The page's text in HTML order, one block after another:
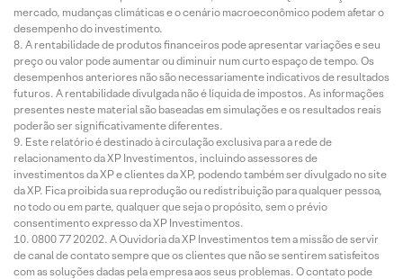
mercado, mudanças climáticas e o cenário macroeconômico podem afetar o
desempenho do investimento.
A rentabilidade de produtos financeiros pode apresentar variações e seu
preço ou valor pode aumentar ou diminuir num curto espaço de tempo. Os
desempenhos anteriores não são necessariamente indicativos de resultados
futuros. A rentabilidade divulgada não é líquida de impostos. As informações
presentes neste material são baseadas em simulações e os resultados reais
poderão ser significativamente diferentes.
Este relatório é destinado à circulação exclusiva para a rede de
relacionamento da XP Investimentos, incluindo assessores de
investimentos da XP e clientes da XP, podendo também ser divulgado no site
da XP. Fica proibida sua reprodução ou redistribuição para qualquer pessoa,
no todo ou em parte, qualquer que seja o propósito, sem o prévio
consentimento expresso da XP Investimentos.
0800 77 20202. A Ouvidoria da XP Investimentos tem a missão de servir
de canal de contato sempre que os clientes que não se sentirem satisfeitos
com as soluções dadas pela empresa aos seus problemas. O contato pode